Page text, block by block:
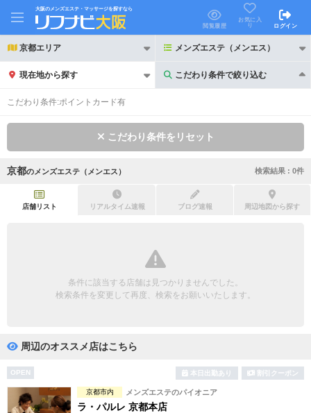
大阪のメンズエステ・マッサージを探すなら
閲覧履歴
お気に入
り
ログイン
京都エリア メンズエステ（メンエス）
現在地から探す こだわり条件で絞り込む
こだわり条件で絞り込む
初回割引あり リピーター割引あり
団体様歓迎
ペアルームあり
フットバスあり 岩盤浴あり
専用駐車場あり 有資格者在籍
こだわり条件:ポイントカード有
こだわり条件をリセット
京都の メンズエステ（メンエス） 検索結果 : 0件
店舗リスト リアルタイム速報 ブログ速報 周辺地図から探す
条件に該当する店舗は見つかりませんでした。
検索条件を変更して再度、検索をお願いいたします。
周辺のオススメ店はこちら
OPEN 本日出勤あり 割引クーポン
京都市内 メンズエステのパイオニア
ラ・パルレ 京都本店